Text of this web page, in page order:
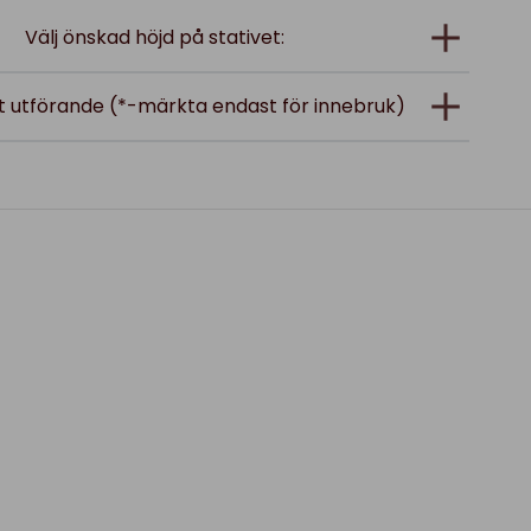
Välj önskad höjd på stativet:
utförande (*-märkta endast för innebruk)